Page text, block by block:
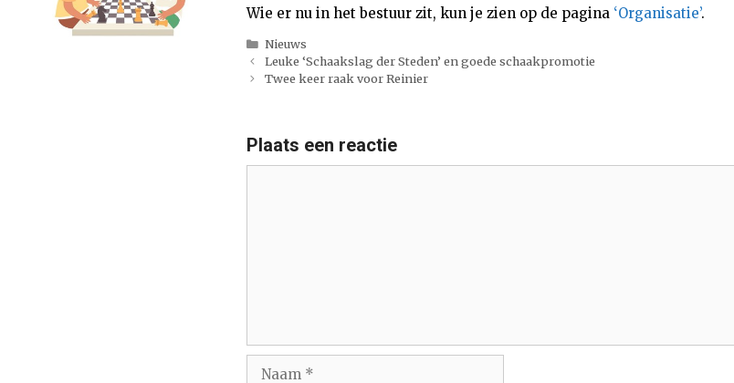
Wie er nu in het bestuur zit, kun je zien op de pagina ‘Organisatie’.
Categorieën
Nieuws
Leuke ‘Schaakslag der Steden’ en goede schaakpromotie
Twee keer raak voor Reinier
Plaats een reactie
Naam